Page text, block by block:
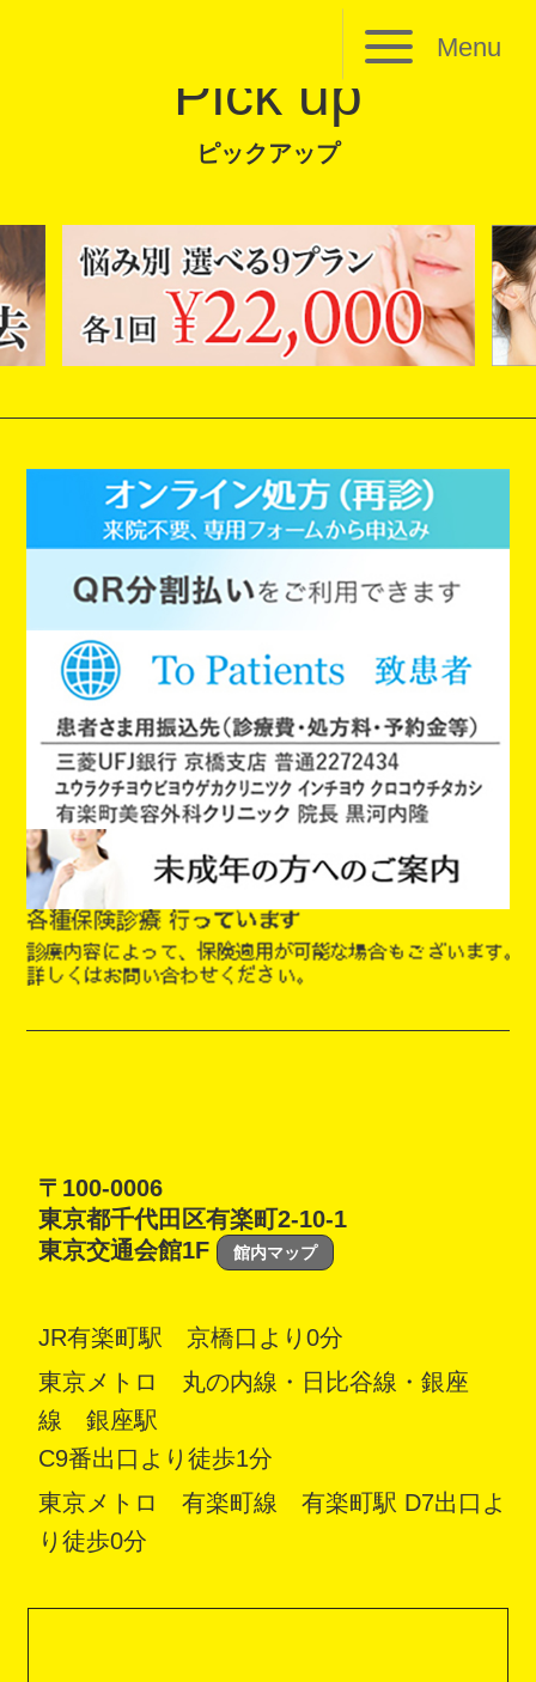
Menu
Pick up
ピックアップ
〒100-0006
東京都千代田区有楽町2-10-1
東京交通会館1F
館内マップ
JR有楽町駅 京橋口より0分
東京メトロ 丸の内線・日比谷線・銀座
線 銀座駅
C9番出口より徒歩1分
東京メトロ 有楽町線 有楽町駅 D7出口よ
り徒歩0分